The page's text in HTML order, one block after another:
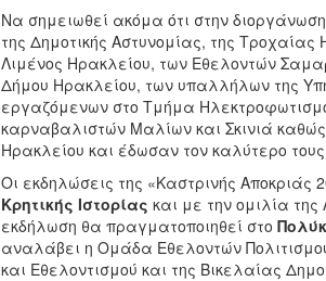
Να σημειωθεί ακόμα ότι στην
της Δημοτικής Αστυνομίας, της
Λιμένος Ηρακλείου, των Εθελοντών
Δήμου Ηρακλείου, των υπαλλήλων της
εργαζόμενων στο Τμήμα
καρναβαλιστών Μαλίων και Σκινιά
Ηρακλείου και έδωσαν τον καλύτερο
Οι εκδηλώσεις της «Καστρινής Αποκριάς
Κρητικής Ιστορίας και με την ομιλία
εκδήλωση θα πραγματοποιηθεί στο
αναλάβει η Ομάδα Εθελοντών
και Εθελοντισμού και της Βικελαίας